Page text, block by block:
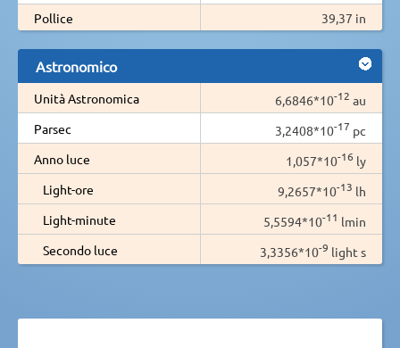
Pollice
39,37 in
Astronomico
Unità Astronomica 6,6846*10-12 au
Parsec
3,2408*10-17 pc
Anno luce
1,057*10-16 ly
Light-ore
9,2657*10-13 lh
Light-minute
5,5594*10-11 lmin
Secondo luce
3,3356*10-9 light s